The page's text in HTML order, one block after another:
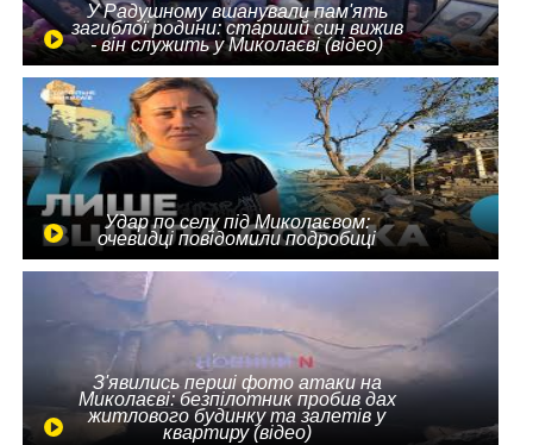
У Радушному вшанували пам'ять
загиблої родини: старший син вижив
- він служить у Миколаєві (відео)
Удар по селу під Миколаєвом:
очевидці повідомили подробиці
З'явились перші фото атаки на
Миколаєві: безпілотник пробив дах
житлового будинку та залетів у
квартиру (відео)